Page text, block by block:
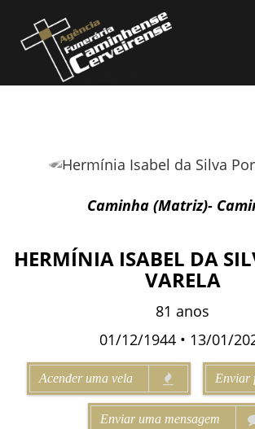
Reviews
Informações
Contactos
Caminha (Matriz)-
HERMÍNIA ISABEL DA
VARELA
81 anos
01/12/1944 • 13/01/
Acender uma vela Enviar
Enviar uma mensagem